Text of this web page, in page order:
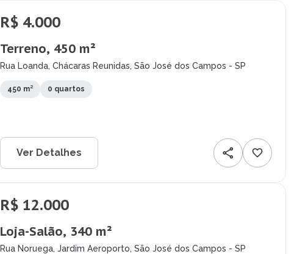
R$ 4.000
Terreno, 450 m²
Rua Loanda, Chácaras Reunidas, São José dos Campos - SP
450 m² 0 quartos
Ver Detalhes
R$ 12.000
Loja-Salão, 340 m²
Rua Noruega, Jardim Aeroporto, São José dos Campos - SP